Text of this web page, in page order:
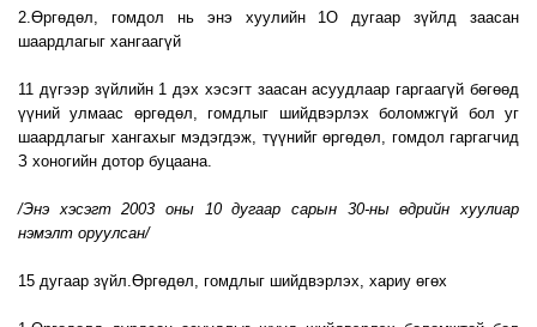
2.Өргөдөл, гомдол нь энэ хуулийн 1О дугаар зүйлд заасан
шаардлагыг хангаагүй
11 дүгээр зүйлийн 1 дэх хэсэгт заасан асуудлаар гаргаагүй бөгөөд
үүний улмаас өргөдөл, гомдлыг шийдвэрлэх боломжгүй бол уг
шаардлагыг хангахыг мэдэгдэж, түүнийг өргөдөл, гомдол гаргагчид
З хоногийн дотор буцаана.
/Энэ хэсэгт 2003 оны 10 дугаар сарын 30-ны өдрийн хуулиар
нэмэлт оруулсан/
15 дугаар зүйл.Өргөдөл, гомдлыг шийдвэрлэх, хариу өгөх